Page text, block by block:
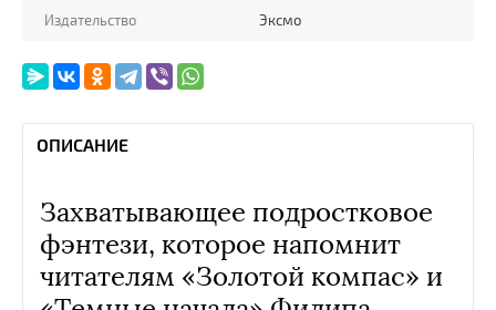
Издательство Эксмо
ОПИСАНИЕ
Захватывающее подростковое
фэнтези, которое напомнит
читателям «Золотой компас» и